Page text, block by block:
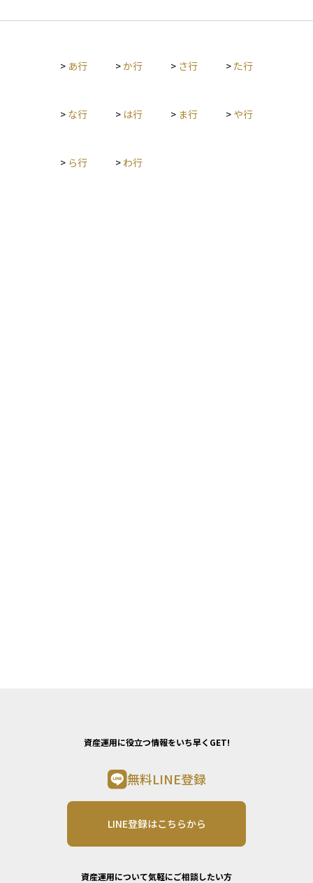
> あ行 >か行 > さ行 > た行
> な行 > は行 > ま行 > や行
> ら行 > わ行
資産運用に役立つ情報をいち早くGET!
無料LINE登録
LINE登録はこちらから
資産運用について気軽にご相談したい方